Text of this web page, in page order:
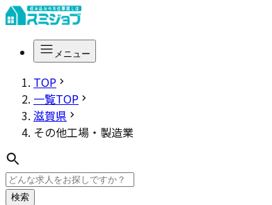
メニュー
TOP
一覧TOP
滋賀県
その他工場・製造業
検索